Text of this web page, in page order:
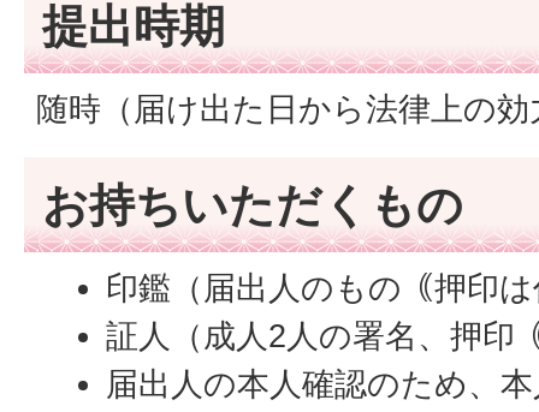
提出時期
随時（届け出た日から法律上の
お持ちいただくもの
印鑑（届出人のもの｟押印
証人（成人2人の署名、押印
届出人の本人確認のため、